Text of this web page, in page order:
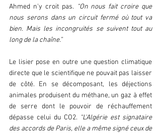
Ahmed n'y croit pas. “On nous fait croire que
nous serons dans un circuit fermé où tout va
bien. Mais les incongruités se suivent tout au
long de la chaîne.”
Le lisier pose en outre une question climatique
directe que le scientifique ne pouvait pas laisser
de côté. En se décomposant, les déjections
animales produisent du méthane, un gaz à effet
de serre dont le pouvoir de réchauffement
dépasse celui du CO2. “L'Algérie est signataire
des accords de Paris, elle a même signé ceux de